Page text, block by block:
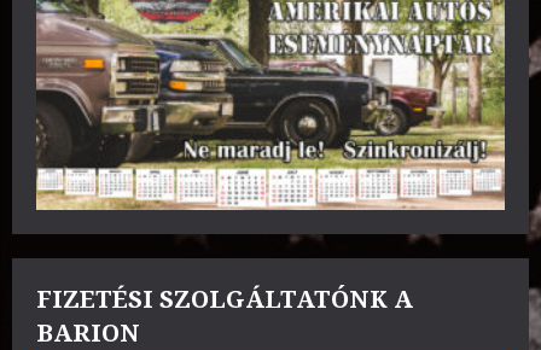
FIZETÉSI SZOLGÁLTATÓNK A
BARION